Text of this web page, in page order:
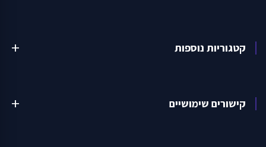
קטגוריות נוספות add
קישורים שימושיים add